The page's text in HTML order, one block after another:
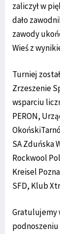
zaliczył w
dało
zawody
Wieś z
Turniej
Zrzeszenie
wsparciu
PERON,
SA Zduńska
Rockwool
Kreisel
SFD, Klub
Gratulujemy
podnoszeniu